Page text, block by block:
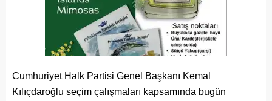
Cumhuriyet Halk Partisi Genel Başkanı Kemal
Kılıçdaroğlu seçim çalışmaları kapsamında bugün